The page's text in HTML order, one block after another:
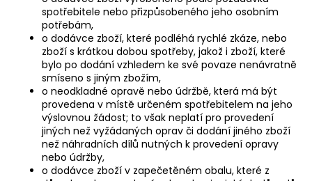
spotřebitele nebo přizpůsobeného jeho osobním
potřebám,
o dodávce zboží, které podléhá rychlé zkáze, nebo
zboží s krátkou dobou spotřeby, jakož i zboží, které
bylo po dodání vzhledem ke své povaze nenávratně
smíseno s jiným zbožím,
o neodkladné opravě nebo údržbě, která má být
provedena v místě určeném spotřebitelem na jeho
výslovnou žádost; to však neplatí pro provedení
jiných než vyžádaných oprav či dodání jiného zboží
než náhradních dílů nutných k provedení opravy
nebo údržby,
o dodávce zboží v zapečetěném obalu, které z